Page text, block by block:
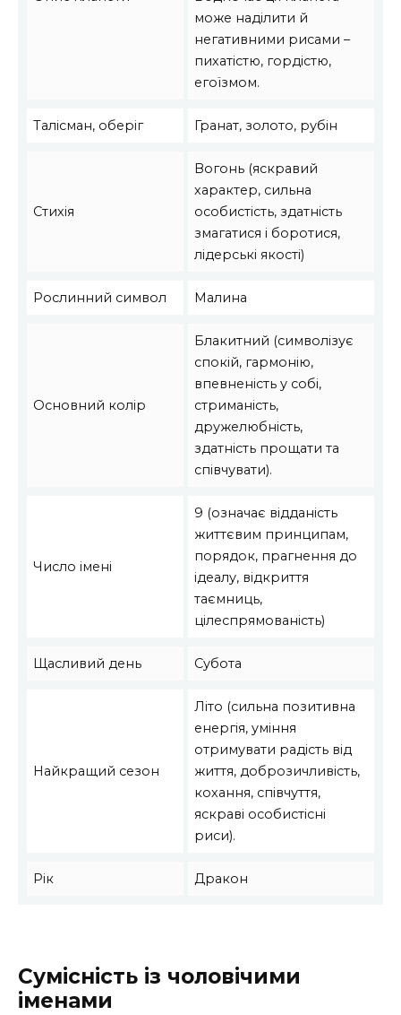
може наділити й
негативними рисами –
пихатістю, гордістю,
егоїзмом.
Талісман, оберіг Гранат, золото, рубін
Стихія
Вогонь (яскравий
характер, сильна
особистість, здатність
змагатися і боротися,
лідерські якості)
Рослинний символ Малина
Основний колір
Блакитний (символізує
спокій, гармонію,
впевненість у собі,
стриманість,
дружелюбність,
здатність прощати та
співчувати).
Число імені
9 (означає відданість
життєвим принципам,
порядок, прагнення до
ідеалу, відкриття
таємниць,
цілеспрямованість)
Щасливий день Субота
Найкращий сезон
Літо (сильна позитивна
енергія, уміння
отримувати радість від
життя, доброзичливість,
кохання, співчуття,
яскраві особистісні
риси).
Рік Дракон
Сумісність із чоловічими
іменами